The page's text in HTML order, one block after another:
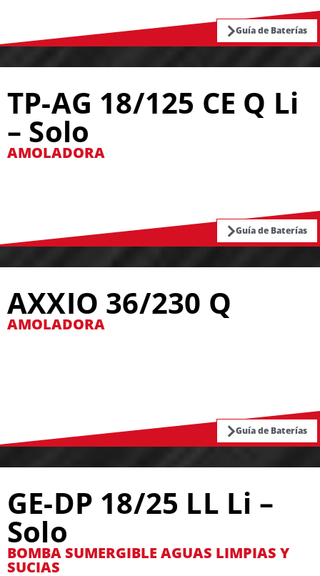
Guía de Baterías
TP-AG 18/125 CE Q Li
– Solo
AMOLADORA
Guía de Baterías
AXXIO 36/230 Q
AMOLADORA
Guía de Baterías
GE-DP 18/25 LL Li –
Solo
BOMBA SUMERGIBLE AGUAS LIMPIAS Y
SUCIAS